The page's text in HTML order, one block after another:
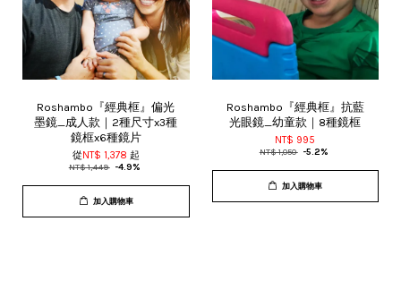
Roshambo『經典框』偏光
墨鏡_成人款｜2種尺寸x3種
鏡框x6種鏡片
從 NT$ 1,378 起
NT$ 1,449 -4.9%
加入購物車
Roshambo『經典框』抗藍
光眼鏡_幼童款｜8種鏡框
NT$ 995
NT$ 1,050 -5.2%
加入購物車